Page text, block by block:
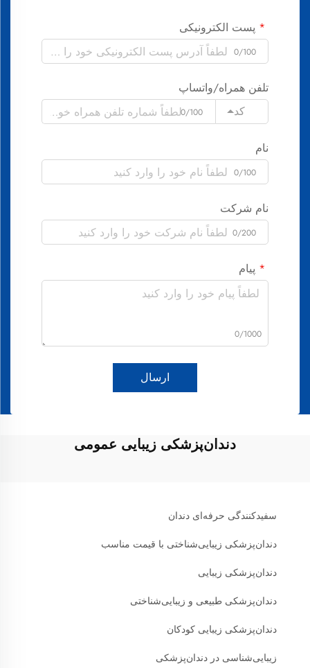
پست الکترونیکی
0/100
تلفن همراه/واتساپ
کد
0/100
نام
0/100
نام شرکت
0/200
پیام
0/1000
ارسال
دندان‌پزشکی زیبایی عمومی
سفیدکنندگی حرفه‌ای دندان
دندان‌پزشکی زیبایی‌شناختی با قیمت مناسب
دندان‌پزشکی زیبایی
دندان‌پزشکی طبیعی و زیبایی‌شناختی
دندان‌پزشکی زیبایی کودکان
زیبایی‌شناسی در دندان‌پزشکی